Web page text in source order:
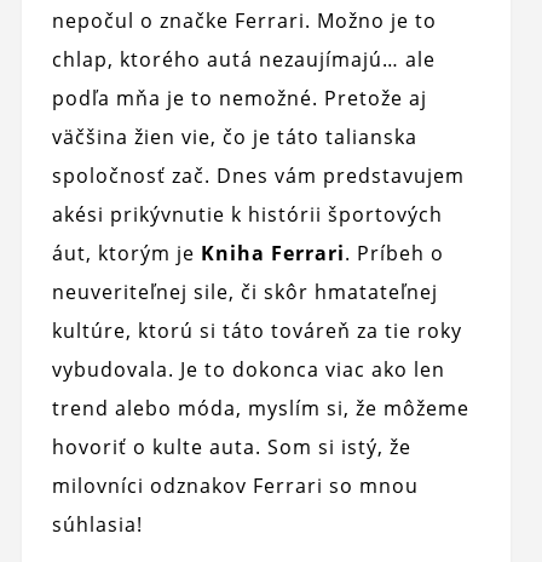
nepočul o značke Ferrari. Možno je to
chlap, ktorého autá nezaujímajú… ale
podľa mňa je to nemožné. Pretože aj
väčšina žien vie, čo je táto talianska
spoločnosť zač. Dnes vám predstavujem
akési prikývnutie k histórii športových
áut, ktorým je Kniha Ferrari. Príbeh o
neuveriteľnej sile, či skôr hmatateľnej
kultúre, ktorú si táto továreň za tie roky
vybudovala. Je to dokonca viac ako len
trend alebo móda, myslím si, že môžeme
hovoriť o kulte auta. Som si istý, že
milovníci odznakov Ferrari so mnou
súhlasia!